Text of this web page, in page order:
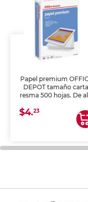
Papel premium
DEPOT tamaño
resma 500 hojas. De
uniforme, ideal para
impresoras de
de tinta y láser,
general de oficina.
$4.23